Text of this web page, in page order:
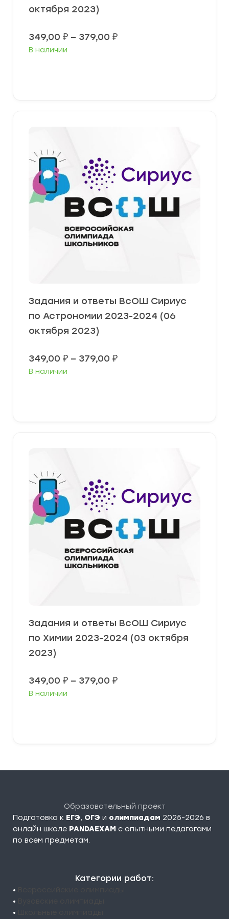
октября 2023)
349,00 ₽ – 379,00 ₽Диапазон
В наличии
Задания и ответы ВсОШ Сириус
по Астрономии 2023-2024 (06
октября 2023)
349,00 ₽ – 379,00 ₽Диапазон
В наличии
Задания и ответы ВсОШ Сириус
по Химии 2023-2024 (03 октября
2023)
349,00 ₽ – 379,00 ₽Диапазон
В наличии
Образовательный проект
Подготовка к ЕГЭ, ОГЭ и олимпиадам 2025-2026 в
онлайн школе PANDAEXAM c опытными педагогами
по всем предметам.
Категории работ:
•
•
•